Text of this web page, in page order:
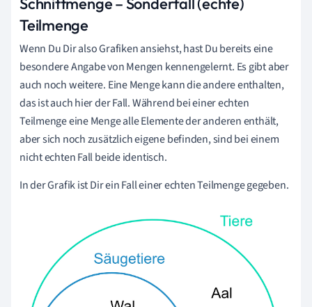
Teilmenge
Wenn Du Dir also Grafiken ansiehst, hast Du bereits eine
besondere Angabe von Mengen kennengelernt. Es gibt aber
auch noch weitere. Eine Menge kann die andere enthalten,
das ist auch hier der Fall. Während bei einer echten
Teilmenge eine Menge alle Elemente der anderen enthält,
aber sich noch zusätzlich eigene befinden, sind bei einem
nicht echten Fall beide identisch.
In der Grafik ist Dir ein Fall einer echten Teilmenge gegeben.